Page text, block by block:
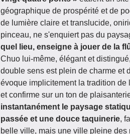
géographique de prospérité et de
de lumière claire et translucide,
pinceau, ne s'enquiert pas du
quel lieu, enseigne à jouer de la
Chuo lui-même, élégant et
double sens est plein de charme et
évoque implicitement la tradition
et confirme sur un ton de
instantanément le paysage
passée et une douce taquinerie,
belle ville, mais une ville pleine